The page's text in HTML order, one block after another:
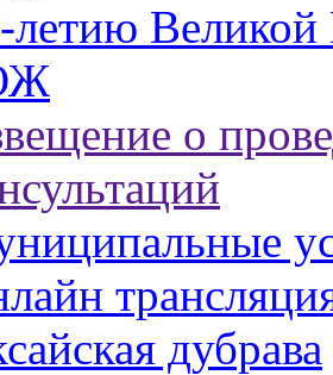
летию
о
дубрава